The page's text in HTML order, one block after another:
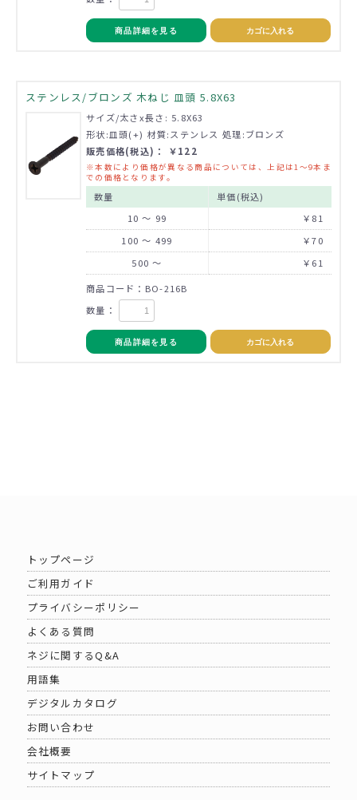
商品詳細を見る カゴに入れる
ステンレス/ブロンズ 木ねじ 皿頭 5.8X63
サイズ/太さx長さ: 5.8X63
形状:皿頭(+) 材質:ステンレス 処理:ブロンズ
販売価格(税込)： ￥122
※本数により価格が異なる商品については、上記は1～9本ま
での価格となります。
数量
単価(税込)
10 ～ 99
￥81
100 ～ 499
￥70
500 ～
￥61
商品コード：BO-216B
数量：
商品詳細を見る カゴに入れる
トップページ
ご利用ガイド
プライバシーポリシー
よくある質問
ネジに関するQ&A
用語集
デジタルカタログ
お問い合わせ
会社概要
サイトマップ